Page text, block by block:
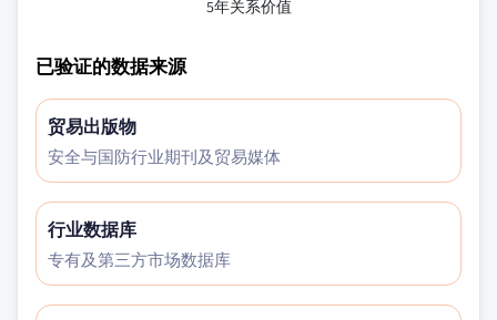
5年关系价值
已验证的数据来源
贸易出版物
安全与国防行业期刊及贸易媒体
行业数据库
专有及第三方市场数据库